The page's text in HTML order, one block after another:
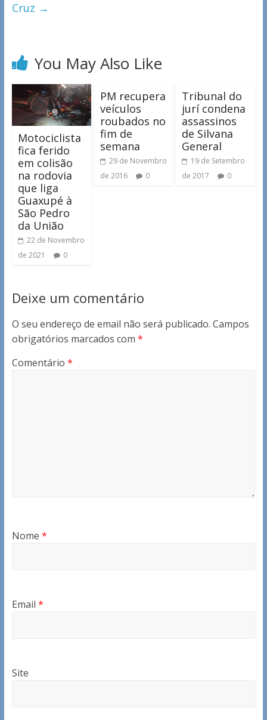
Cruz →
You May Also Like
Motociclista
fica ferido
em colisão
na rodovia
que liga
Guaxupé à
São Pedro
da União
22 de Novembro
de 2021
0
PM recupera
veículos
roubados no
fim de
semana
29 de Novembro
de 2016
0
Tribunal do
jurí condena
assassinos
de Silvana
General
19 de Setembro
de 2017
0
Deixe um comentário
O seu endereço de email não será publicado. Campos
obrigatórios marcados com *
Comentário *
Nome *
Email *
Site